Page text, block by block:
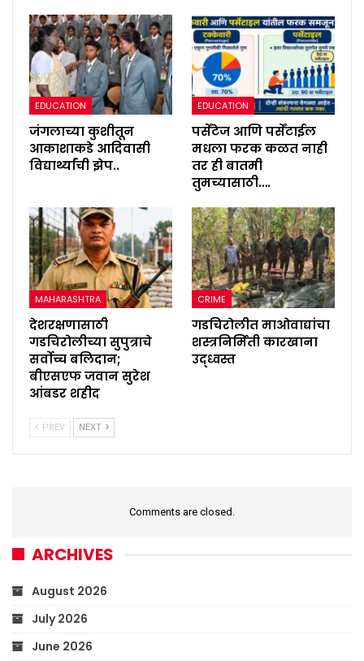
EDUCATION
जंगलाच्या कुशीतून
आकाशाकडे आदिवासी
विद्यार्थ्यांची झेप..
EDUCATION
पर्सेंटेज आणि पर्सेंटाईल
मधला फरक कळत नाही
तर ही बातमी
तुमच्यासाठी….
MAHARASHTRA
देशरक्षणासाठी
गडचिरोलीच्या सुपुत्राचे
सर्वोच्च बलिदान;
बीएसएफ जवान सुरेश
आंबडर शहीद
CRIME
गडचिरोलीत माओवाद्यांचा
शस्त्रनिर्मिती कारखाना
उद्ध्वस्त
PREV NEXT
Comments are closed.
ARCHIVES
August 2026
July 2026
June 2026